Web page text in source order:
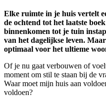
Elke ruimte in je huis vertelt
de ochtend tot het laatste
binnenkomen tot je tuin
van het dagelijkse leven.
optimaal voor het ultieme
Of je nu gaat verbouwen of
moment om stil te staan bij de
Waar moet mijn huis aan
voldoen?